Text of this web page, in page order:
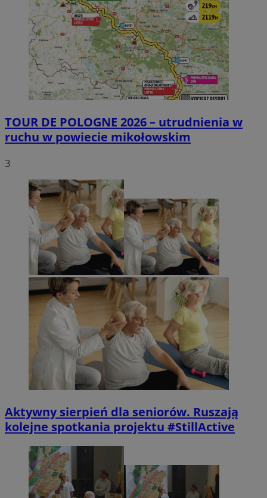
TOUR DE POLOGNE 2026 – utrudnienia w
ruchu w powiecie mikołowskim
3
Aktywny sierpień dla seniorów. Ruszają
kolejne spotkania projektu #StillActive